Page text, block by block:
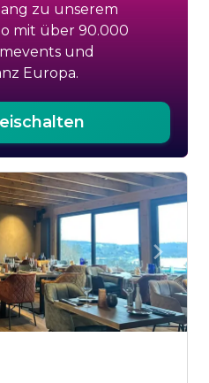
zu unserem
mit über 90.000
und
Europa.